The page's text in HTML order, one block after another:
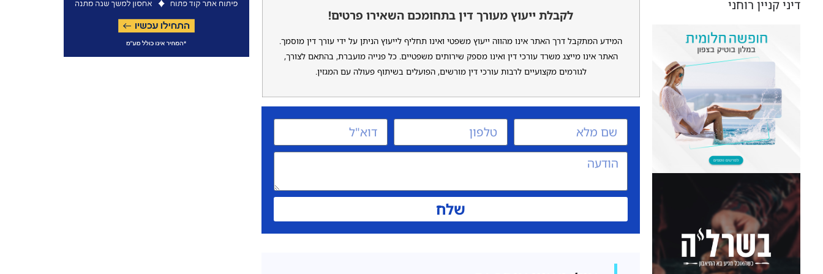
דיני קניין רוחני
לקבלת ייעוץ מעורך דין בתחומכם השאירו פרטים!
המידע המתקבל דרך האתר אינו מהווה ייעוץ משפטי ואינו תחליף לייעוץ הניתן על ידי עורך דין מוסמך.
האתר אינו מייצג משרד עורכי דין ואינו מספק שירותים משפטיים. כל פנייה מועברת, בהתאם לצורך,
לגורמים מקצועיים לרבות עורכי דין מורשים, הפועלים בשיתוף פעולה עם המגזין.
שלח